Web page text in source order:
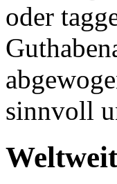
oder
sinnvoll